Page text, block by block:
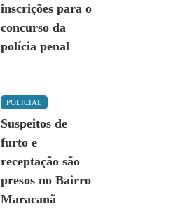
inscrições para o
concurso da
polícia penal
POLICIAL
Suspeitos de
furto e
receptação são
presos no Bairro
Maracanã